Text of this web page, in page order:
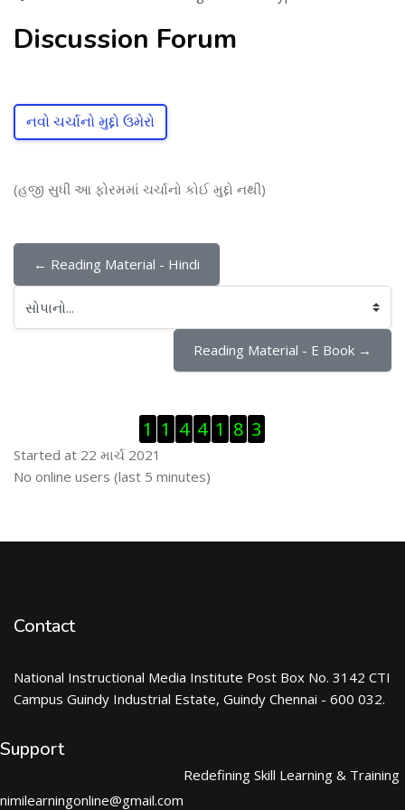
Discussion Forum
નવો ચર્ચાનો મુદ્દો ઉમેરો
(હજી સુધી આ ફોરમમાં ચર્ચાનો કોઈ મુદ્દો નથી)
← Reading Material - Hindi
સોપાનો...
Reading Material - E Book →
Visitor Counter છોડી દો
1 1 4 4 1 8 3
Started at 22 માર્ચ 2021
ઓનલાઇન યુઝર્સ છોડી દો
No online users (last 5 minutes)
Contact
National Instructional Media Institute Post Box No. 3142 CTI
Campus Guindy Industrial Estate, Guindy Chennai - 600 032.
Support
nimilearningonline@gmail.com
Redefining Skill Learning & Training